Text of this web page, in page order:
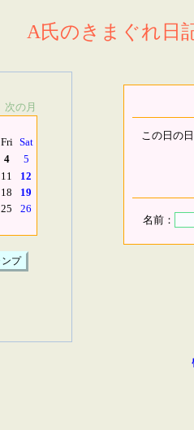
A氏のきまぐれ日
次の月
Fri Sat
4
5
11
12
18
19
25
26
この日の
名前：